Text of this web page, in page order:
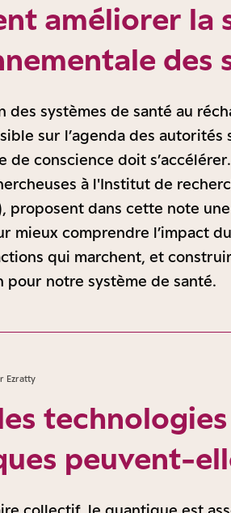
améliorer la
des
des systèmes de santé au
sur l’agenda des autorités
de conscience doit
à l'Institut de
proposent dans cette note
mieux comprendre l’impact
qui marchent, et
pour notre système de santé.
Ezratty
technologies
peuvent-